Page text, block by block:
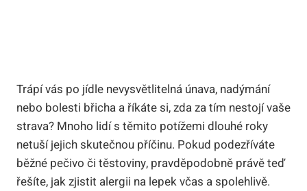
Trápí vás po jídle nevysvětlitelná únava, nadýmání
nebo bolesti břicha a říkáte si, zda za tím nestojí vaše
strava? Mnoho lidí s těmito potížemi dlouhé roky
netuší jejich skutečnou příčinu. Pokud podezříváte
běžné pečivo či těstoviny, pravděpodobně právě teď
řešíte, jak zjistit alergii na lepek včas a spolehlivě.